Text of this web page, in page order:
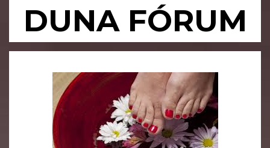
DUNA FÓRUM
Primary